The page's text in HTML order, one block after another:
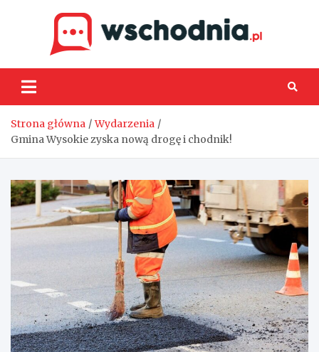
Strona główna
Wydarzenia
Gmina Wysokie zyska nową drogę i chodnik!